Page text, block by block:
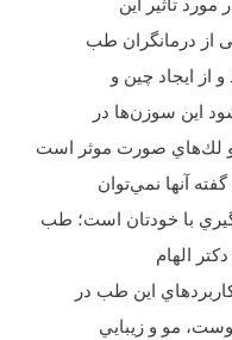
از درمانگران طب
از ايجاد چين و
اين سوزن‌ها در
لك‌هاي صورت موثر است
آنها نمي‌توان
با خودتان است؛ طب
الهام
اين طب در
مو و زيبايي